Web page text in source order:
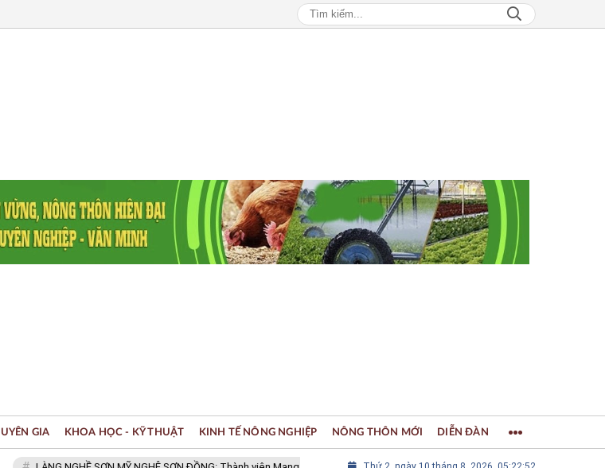
GIA KHOA HỌC - KỸ THUẬT KINH TẾ NÔNG NGHIỆP NÔNG THÔN MỚI DIỄN ĐÀN